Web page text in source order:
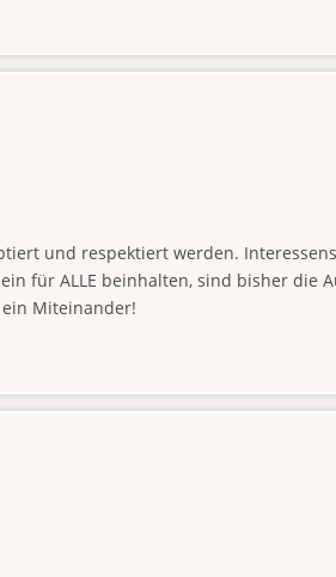
und respektiert werden.
für ALLE beinhalten, sind bisher die
Miteinander!